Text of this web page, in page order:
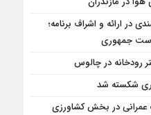
در ارائه و اشراف برنامه؛
جمهوری
عمرانی در بخش کشاورزی